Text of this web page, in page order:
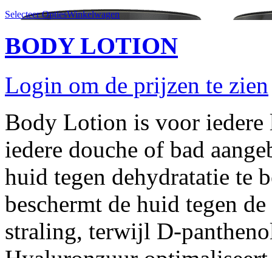
Selecteer OptiesWinkelwagen
BODY LOTION
Login om de prijzen te zien
Body Lotion is voor iedere
iedere douche of bad
huid tegen dehydratatie te
beschermt de huid tegen
straling, terwijl D-